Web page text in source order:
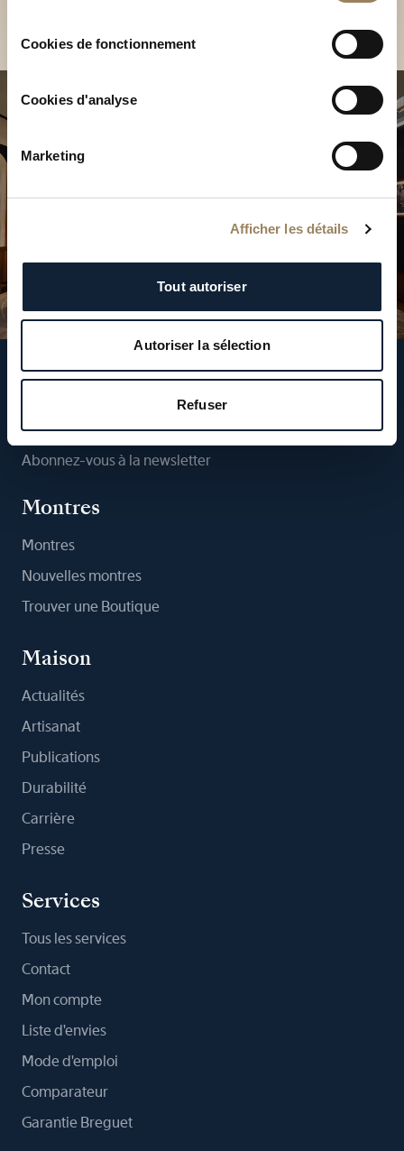
Cookies de fonctionnement
Cookies d'analyse
Marketing
Afficher les détails
Tout autoriser
Autoriser la sélection
Refuser
Suivez-nous
Abonnez-vous à la newsletter
Montres
Montres
Nouvelles montres
Trouver une Boutique
Maison
Actualités
Artisanat
Publications
Durabilité
Carrière
Presse
Services
Tous les services
Contact
Mon compte
Liste d'envies
Mode d'emploi
Comparateur
Garantie Breguet